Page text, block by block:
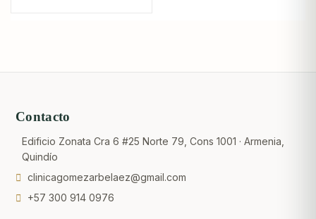
Contacto
Edificio Zonata Cra 6 #25 Norte 79, Cons 1001 · Armenia,
Quindío
clinicagomezarbelaez@gmail.com
+57 300 914 0976